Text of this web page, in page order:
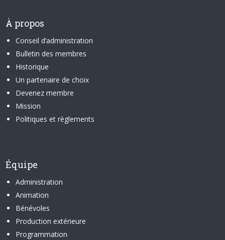
À propos
Conseil d’administration
Bulletin des membres
Historique
Un partenaire de choix
Devenez membre
Mission
Politiques et règlements
Équipe
Administration
Animation
Bénévoles
Production extérieure
Programmation